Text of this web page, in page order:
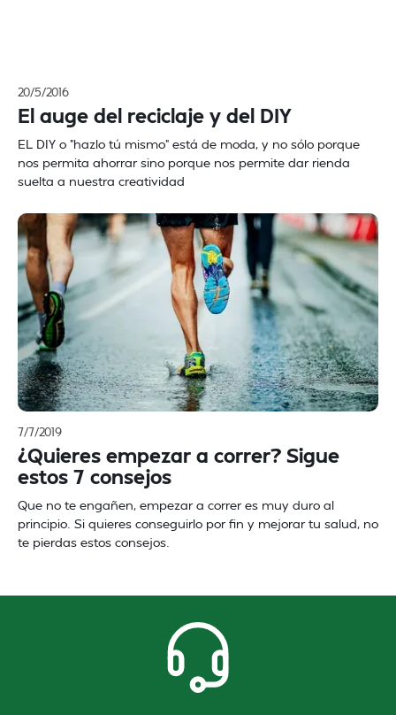
20/5/2016
El auge del reciclaje y del DIY
EL DIY o "hazlo tú mismo" está de moda, y no sólo porque
nos permita ahorrar sino porque nos permite dar rienda
suelta a nuestra creatividad
7/7/2019
¿Quieres empezar a correr? Sigue
estos 7 consejos
Que no te engañen, empezar a correr es muy duro al
principio. Si quieres conseguirlo por fin y mejorar tu salud, no
te pierdas estos consejos.